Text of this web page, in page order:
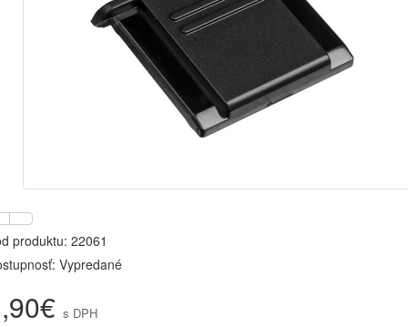
produktu: 22061
Vypredané
s DPH